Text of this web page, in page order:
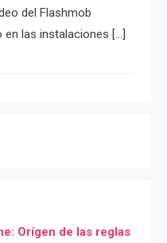
del Flashmob
en las instalaciones […]
Orígen de las reglas